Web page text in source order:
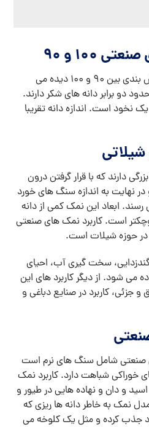
متر می رسند. ابعاد این نمک کمی از دانه
است. کاربرد نمک های صنعتی
در حوزه شیلات است.
سخت گیری آب، احیای
می شود. از دیگر کاربرد های این
جزئی، کاربرد در صنایع دباغی و
صنعتی شامل سنگ های نرم است
خوراکی شباهت دارد. کاربرد نمک
و دان و نهاده هایی در طیور و
نمک به خاطر دانه ها ریزی که
جذب کرده و مثل یک کلوخه می
اطلاق می شود؛
های صنعتی پودری استفاده از
خیابان ها در فصول زمستان
کارخانه کاغذ سازی، آجیل
می شود.